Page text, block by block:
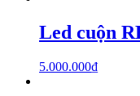
Led cuộn
5.000.000₫